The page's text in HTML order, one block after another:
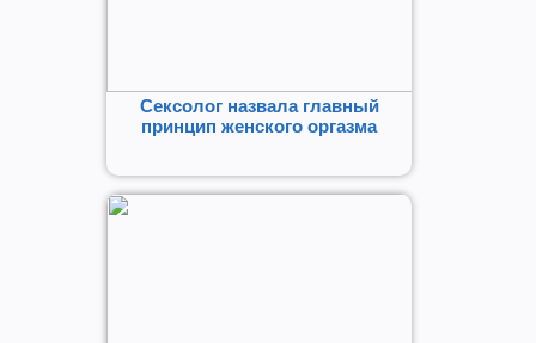
Сексолог назвала главный
принцип женского оргазма